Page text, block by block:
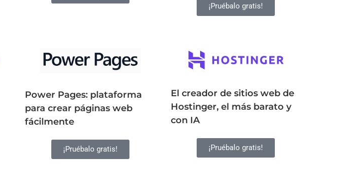
¡Pruébalo gratis!
Power Pages: plataforma
para crear páginas web
fácilmente
¡Pruébalo gratis!
El creador de sitios web de
Hostinger, el más barato y
con IA
¡Pruébalo gratis!